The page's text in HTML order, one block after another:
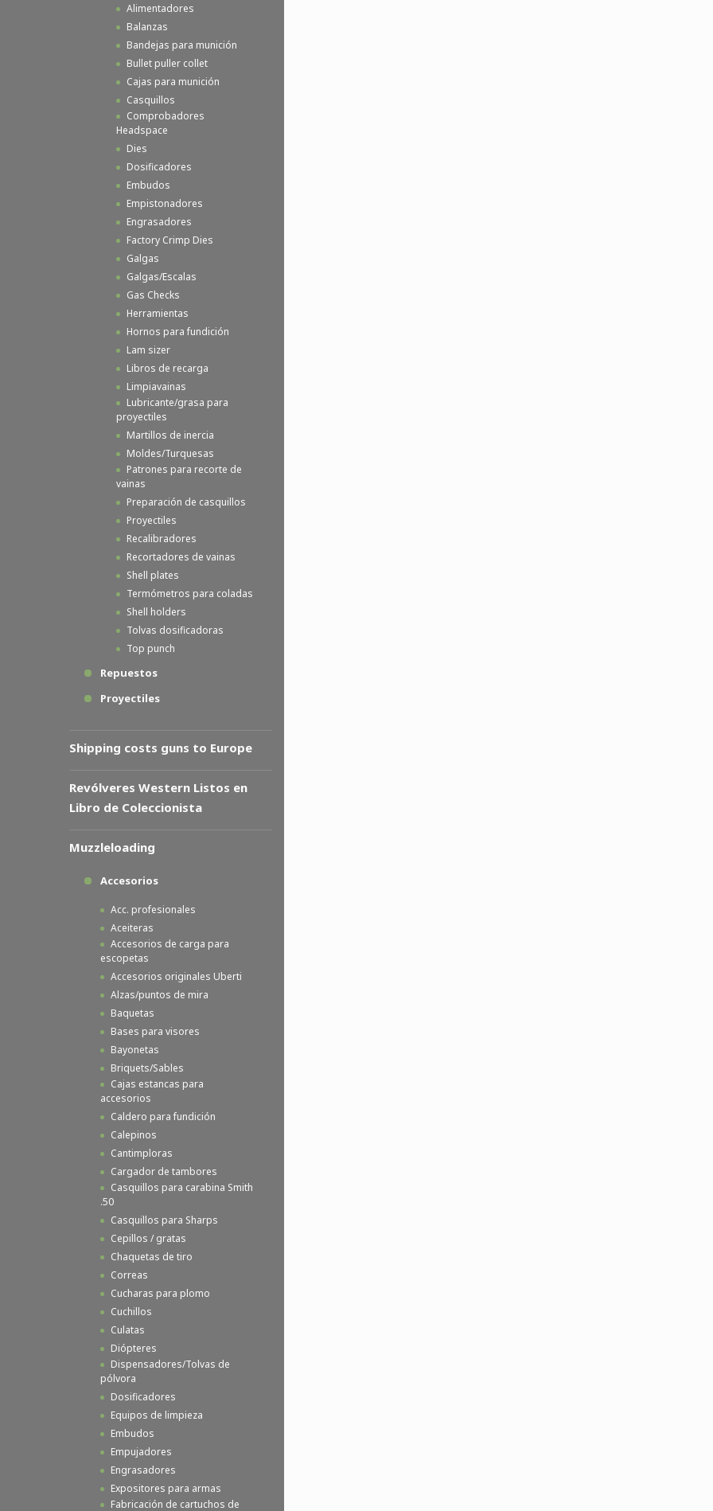
Alimentadores
Balanzas
Bandejas para munición
Bullet puller collet
Cajas para munición
Casquillos
Comprobadores
Headspace
Dies
Dosificadores
Embudos
Empistonadores
Engrasadores
Factory Crimp Dies
Galgas
Galgas/Escalas
Gas Checks
Herramientas
Hornos para fundición
Lam sizer
Libros de recarga
Limpiavainas
Lubricante/grasa para
proyectiles
Martillos de inercia
Moldes/Turquesas
Patrones para recorte de
vainas
Preparación de casquillos
Proyectiles
Recalibradores
Recortadores de vainas
Shell plates
Termómetros para coladas
Shell holders
Tolvas dosificadoras
Top punch
Repuestos
Proyectiles
Shipping costs guns to Europe
Revólveres Western Listos en
Libro de Coleccionista
Muzzleloading
Accesorios
Acc. profesionales
Aceiteras
Accesorios de carga para
escopetas
Accesorios originales Uberti
Alzas/puntos de mira
Baquetas
Bases para visores
Bayonetas
Briquets/Sables
Cajas estancas para
accesorios
Caldero para fundición
Calepinos
Cantimploras
Cargador de tambores
Casquillos para carabina Smith
.50
Casquillos para Sharps
Cepillos / gratas
Chaquetas de tiro
Correas
Cucharas para plomo
Cuchillos
Culatas
Diópteres
Dispensadores/Tolvas de
pólvora
Dosificadores
Equipos de limpieza
Embudos
Empujadores
Engrasadores
Expositores para armas
Fabricación de cartuchos de